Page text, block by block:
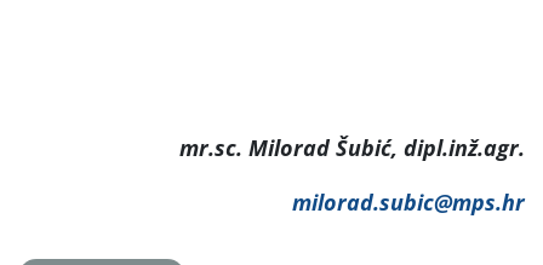
mr.sc. Milorad Šubić, dipl.inž.agr.
milorad.subic@mps.hr